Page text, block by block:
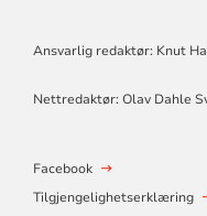
Ansvarlig redaktør: Knut
Nettredaktør: Olav Dahle
Facebook
Tilgjengelighetserklæring